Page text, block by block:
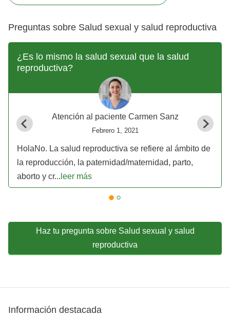
Preguntas sobre Salud sexual y salud reproductiva
¿Es lo mismo la salud sexual que la salud
reproductiva?
Atención al paciente Carmen Sanz
Febrero 1, 2021
HolaNo. La salud reproductiva se refiere al ámbito de
la reproducción, la paternidad/maternidad, parto,
aborto y cr... leer más
Haz tu pregunta sobre Salud sexual y salud
reproductiva
Información destacada